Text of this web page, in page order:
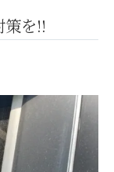
策を!!